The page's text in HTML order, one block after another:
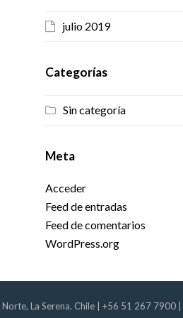
julio 2019
Categorías
Sin categoría
Meta
Acceder
Feed de entradas
Feed de comentarios
WordPress.org
La Serena. Chile | +56 51 267 7900 |